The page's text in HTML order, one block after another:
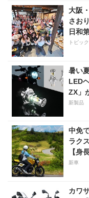
大阪
さお
日和
トピッ
暑い
LED
ZX」
新製品
中免
ラク
【身
新車
カワ